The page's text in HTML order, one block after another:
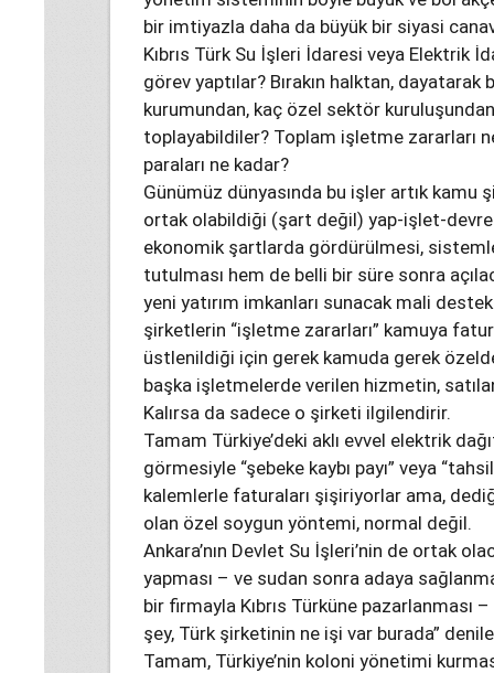
bir imtiyazla daha da büyük bir siyasi
Kıbrıs Türk Su İşleri İdaresi veya Elektrik
görev yaptılar? Bırakın halktan, dayatarak
kurumundan, kaç özel sektör
toplayabildiler? Toplam işletme zararları
paraları ne kadar?
Günümüz dünyasında bu işler artık
ortak olabildiği (şart değil) yap-işlet-
ekonomik şartlarda gördürülmesi,
tutulması hem de belli bir süre sonra
yeni yatırım imkanları sunacak mali
şirketlerin “işletme zararları” kamuya
üstlenildiği için gerek kamuda gerek
başka işletmelerde verilen hizmetin,
Kalırsa da sadece o şirketi ilgilendirir.
Tamam Türkiye’deki aklı evvel elektrik
görmesiyle “şebeke kaybı payı” veya
kalemlerle faturaları şişiriyorlar ama,
olan özel soygun yöntemi, normal değil.
Ankara’nın Devlet Su İşleri’nin de ortak
yapması – ve sudan sonra adaya
bir firmayla Kıbrıs Türküne pazarlanması
şey, Türk şirketinin ne işi var burada”
Tamam, Türkiye’nin koloni yönetimi